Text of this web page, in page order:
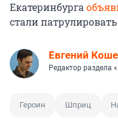
Екатеринбурга
стали
Евгений
Редактор раздела
Героин Шприц